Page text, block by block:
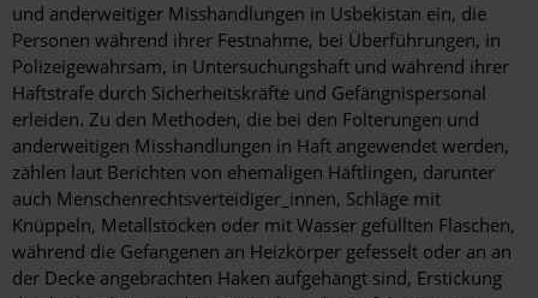
und anderweitiger Misshandlungen in Usbekistan ein, die
Personen während ihrer Festnahme, bei Überführungen, in
Polizeigewahrsam, in Untersuchungshaft und während ihrer
Haftstrafe durch Sicherheitskräfte und Gefängnispersonal
erleiden. Zu den Methoden, die bei den Folterungen und
anderweitigen Misshandlungen in Haft angewendet werden,
zählen laut Berichten von ehemaligen Häftlingen, darunter
auch Menschenrechtsverteidiger_innen, Schläge mit
Knüppeln, Metallstöcken oder mit Wasser gefüllten Flaschen,
während die Gefangenen an Heizkörper gefesselt oder an an
der Decke angebrachten Haken aufgehängt sind, Erstickung